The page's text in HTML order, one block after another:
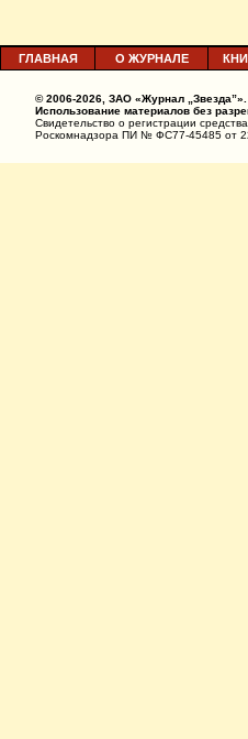
ГЛАВНАЯ О ЖУРНАЛЕ
© 2006-2026, ЗАО «Журнал
Использование материалов без
Свидетельство о регистрации
Роскомнадзора ПИ № ФС77-45485 от